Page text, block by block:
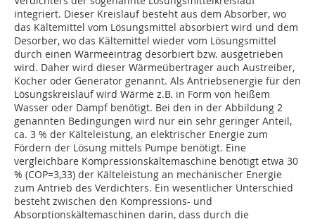
integriert. Dieser Kreislauf besteht aus dem Absorber, wo
das Kältemittel vom Lösungsmittel absorbiert wird und dem
Desorber, wo das Kältemittel wieder vom Lösungsmittel
durch einen Wärmeeintrag desorbiert bzw. ausgetrieben
wird. Daher wird dieser Wärmeübertrager auch Austreiber,
Kocher oder Generator genannt. Als Antriebsenergie für den
Lösungskreislauf wird Wärme z.B. in Form von heißem
Wasser oder Dampf benötigt. Bei den in der Abbildung 2
genannten Bedingungen wird nur ein sehr geringer Anteil,
ca. 3 % der Kälteleistung, an elektrischer Energie zum
Fördern der Lösung mittels Pumpe benötigt. Eine
vergleichbare Kompressionskältemaschine benötigt etwa 30
% (COP=3,33) der Kälteleistung an mechanischer Energie
zum Antrieb des Verdichters. Ein wesentlicher Unterschied
besteht zwischen den Kompressions- und
Absorptionskältemaschinen darin, dass durch die